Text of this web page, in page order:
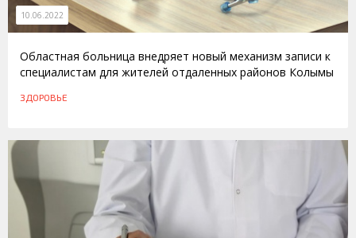
10.06.2022
Областная больница внедряет новый механизм записи к
специалистам для жителей отдаленных районов Колымы
ЗДОРОВЬЕ